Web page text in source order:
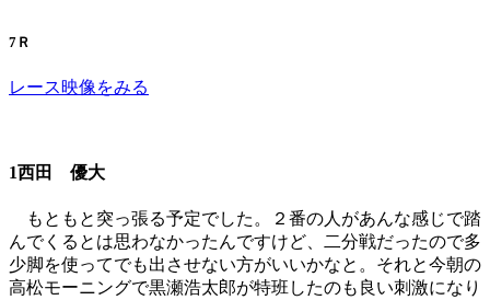
7Ｒ
レース映像をみる
1西田 優大
もともと突っ張る予定でした。２番の人があんな感じで踏
んでくるとは思わなかったんですけど、二分戦だったので多
少脚を使ってでも出させない方がいいかなと。それと今朝の
高松モーニングで黒瀬浩太郎が特班したのも良い刺激になり